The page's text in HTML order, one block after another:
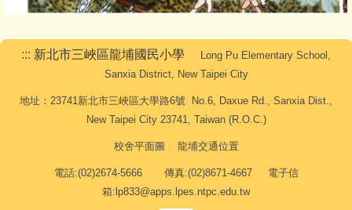
::: 新北市三峽區龍埔國民小學
Long Pu Elementary School,
Sanxia District, New Taipei City
地址：23741新北市三峽區大學路6號 No.6, Daxue Rd., Sanxia Dist.,
New Taipei City 23741, Taiwan (R.O.C.)
校舍平面圖 龍埔交通位置
電話:(02)2674-5666 傳真:(02)8671-4667 電子信
箱:lp833@apps.lpes.ntpc.edu.tw